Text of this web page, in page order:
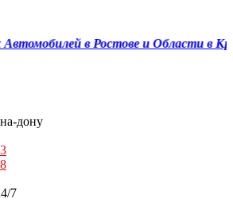
в Ростове и Области в
дону
7